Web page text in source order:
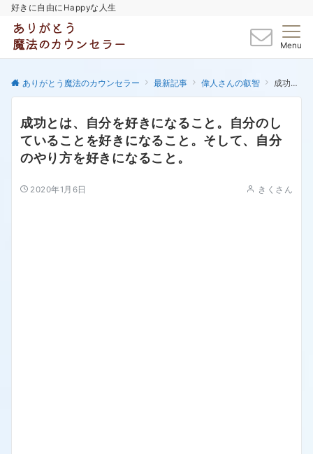
好きに自由にHappyな人生
Menu
ありがとう魔法のカウンセラー 最新記事 偉人さんの叡智 成功とは、自分を好きになること。自分のしていることを好きになること。そして、自分のやり方を好きになること。
成功とは、自分を好きになること。自分のし
ていることを好きになること。そして、自分
のやり方を好きになること。
2020年1月6日 きくさん